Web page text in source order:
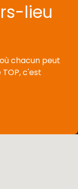
lieu
chacun peut
c'est